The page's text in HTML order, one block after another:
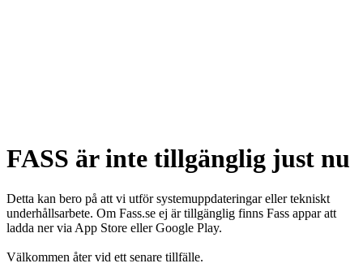
FASS är inte tillgänglig just nu
Detta kan bero på att vi utför systemuppdateringar eller tekniskt
underhållsarbete. Om Fass.se ej är tillgänglig finns Fass appar att
ladda ner via App Store eller Google Play.
Välkommen åter vid ett senare tillfälle.